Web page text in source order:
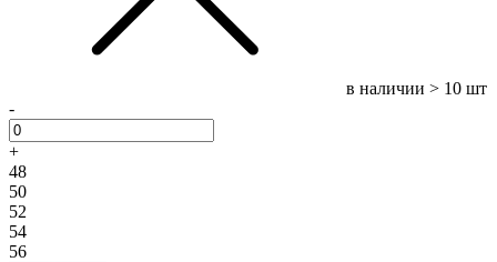
в наличии > 10 шт
-
+
48
50
52
54
56